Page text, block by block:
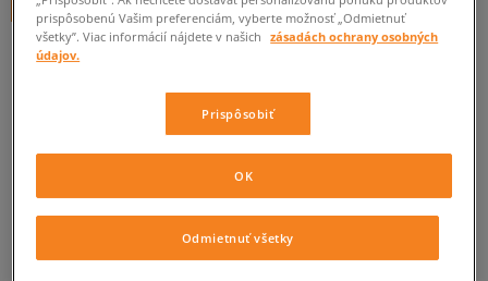
+ 24 BODOV V SIZEERCLUBE
FARBAHNEDÁ
PRIDAŤ DO KOŠÍKA
prispôsobenú Vašim preferenciám, vyberte možnosť „Odmietnuť
všetky”. Viac informácií nájdete v našich
zásadách ochrany osobných
údajov.
Prispôsobiť
Odmietnuť všetky
OK